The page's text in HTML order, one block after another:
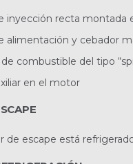
inyección recta montada
alimentación y cebador
combustible del tipo
en el motor
de escape está